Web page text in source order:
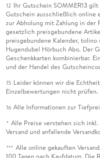
12 Ihr Gutschein SOMMER13
Gutschein ausschließlich online
zur Abholung mit Zahlung in
gesetzlich preisgebundene
preisgebundene Kalender,
Hugendubel Hörbuch Abo. Der
Geschenkkarten kombinierbar.
und der Handel des
15 Leider können wir die
Einzelbewertungen nicht prüfen.
16 Alle Informationen zur
* Alle Preise verstehen sich
Versand und anfallende
*** Alle online gekauften